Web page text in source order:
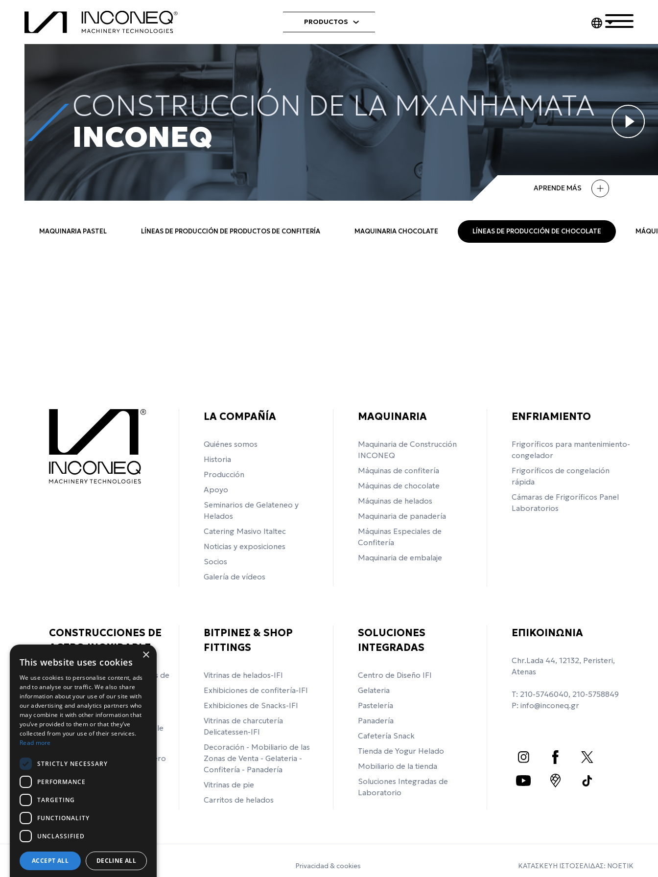
PRODUCTOS
CONSTRUCCIÓN DE LA MXANHAMATA
INCONEQ
APRENDE MÁS
MAQUINARIA PASTEL LÍNEAS DE PRODUCCIÓN DE PRODUCTOS DE CONFITERÍA MAQUINARIA CHOCOLATE LÍNEAS DE PRODUCCIÓN DE CHOCOLATE
LA COMPAÑÍA
Quiénes somos
Historia
Producción
Apoyo
Seminarios de Gelateneo y
Helados
Catering Masivo Italtec
Noticias y exposiciones
Socios
Galería de vídeos
MAQUINARIA
Maquinaria de Construcción
INCONEQ
Máquinas de confitería
Máquinas de chocolate
Máquinas de helados
Maquinaria de panadería
Máquinas Especiales de
Confitería
Maquinaria de embalaje
ENFRIAMIENTO
Frigoríficos para mantenimiento-
congelador
Frigoríficos de congelación
rápida
Cámaras de Frigoríficos Panel
Laboratorios
CONSTRUCCIONES DE
ACERO INOXIDABLE
Bancos de trabajo de armarios de
acero inoxidable
Mesas de trabajo de acero
inoxidable
Fregaderos de acero inoxidable
Incendios de acero inoxidable
Equipos de laboratorio de acero
ΒΙΤΡΙΝΕΣ & SHOP
FITTINGS
Vitrinas de helados-IFI
Exhibiciones de confitería-IFI
Exhibiciones de Snacks-IFI
Vitrinas de charcutería
Delicatessen-IFI
Decoración - Mobiliario de las
Zonas de Venta - Gelateria -
Confitería - Panadería
Vitrinas de pie
Carritos de helados
SOLUCIONES
INTEGRADAS
Centro de Diseño IFI
Gelateria
Pastelería
Panadería
Cafetería Snack
Tienda de Yogur Helado
Mobiliario de la tienda
Soluciones Integradas de
Laboratorio
ΕΠΙΚΟΙΝΩΝΙΑ
Chr.Lada 44, 12132, Peristeri,
Atenas
T: 210-5746040, 210-5758849
P:info@inconeq.gr
© Copyright 2026 INCONEQ Hellas Privacidad & cookies ΚΑΤΑΣΚΕΥΗ ΙΣΤΟΣΕΛΙΔΑΣ: NΟΕΤΙΚ
×
This website uses cookies
We use cookies to personalise content, ads
and to analyse our traffic. We also share
information about your use of our site with
our advertising and analytics partners who
may combine it with other information that
you’ve provided to them or that they’ve
collected from your use of their services.
Read more
STRICTLY NECESSARY
PERFORMANCE
TARGETING
FUNCTIONALITY
UNCLASSIFIED
ACCEPT ALL DECLINE ALL